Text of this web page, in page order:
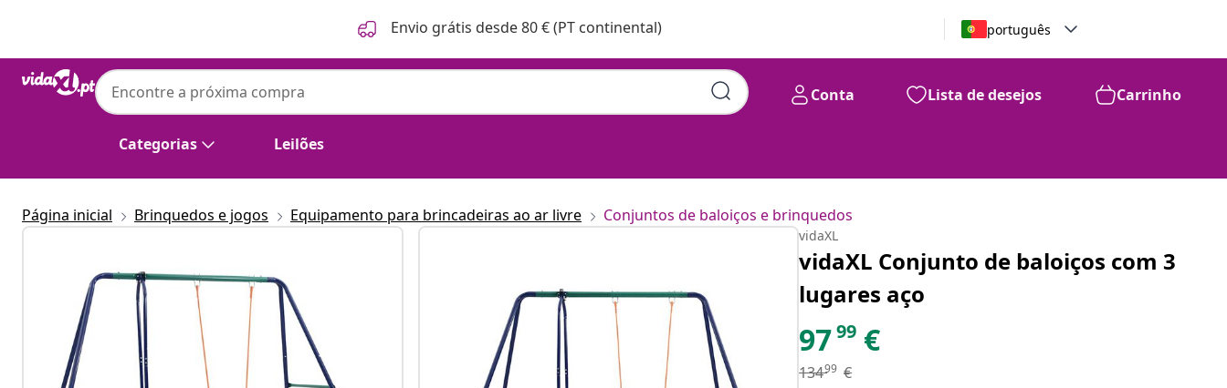
Envio grátis desde 80 € (PT continental) português
Categorias Leilões
Conta Lista de desejos Carrinho
Página inicial Brinquedos e jogos Equipamento para brincadeiras ao ar livre Conjuntos de baloiços e brinquedos
vidaXL
vidaXL Conjunto de baloiços com 3
lugares aço
9799 €
13499 €